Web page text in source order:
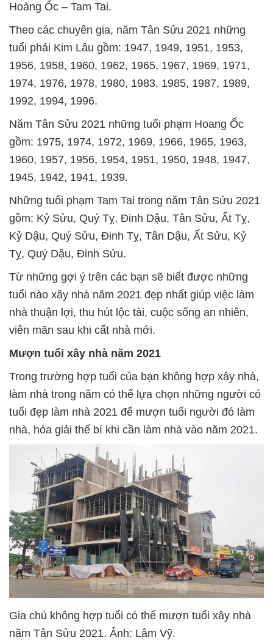
Hoàng Ốc – Tam Tai.
Theo các chuyên gia, năm Tân Sửu 2021 những
tuổi phải Kim Lâu gồm: 1947, 1949, 1951, 1953,
1956, 1958, 1960, 1962, 1965, 1967, 1969, 1971,
1974, 1976, 1978, 1980, 1983, 1985, 1987, 1989,
1992, 1994, 1996.
Năm Tân Sửu 2021 những tuổi phạm Hoang Ốc
gồm: 1975, 1974, 1972, 1969, 1966, 1965, 1963,
1960, 1957, 1956, 1954, 1951, 1950, 1948, 1947,
1945, 1942, 1941, 1939.
Những tuổi phạm Tam Tai trong năm Tân Sửu 2021
gồm: Kỷ Sửu, Quý Tỵ, Đinh Dậu, Tân Sửu, Ất Tỵ,
Kỷ Dậu, Quý Sửu, Đinh Tỵ, Tân Dậu, Ất Sửu, Kỷ
Tỵ, Quý Dậu, Đinh Sửu.
Từ những gợi ý trên các bạn sẽ biết được những
tuổi nào xây nhà năm 2021 đẹp nhất giúp việc làm
nhà thuận lợi, thu hút lộc tài, cuộc sống an nhiên,
viên mãn sau khi cất nhà mới.
Mượn tuổi xây nhà năm 2021
Trong trường hợp tuổi của bạn không hợp xây nhà,
làm nhà trong năm có thể lựa chọn những người có
tuổi đẹp làm nhà 2021 để mượn tuổi người đó làm
nhà, hóa giải thế bí khi cần làm nhà vào năm 2021.
Gia chủ không hợp tuổi có thể mượn tuổi xây nhà
năm Tân Sửu 2021. Ảnh: Lâm Vỹ.